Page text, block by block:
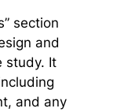
section
and
study. It
and any